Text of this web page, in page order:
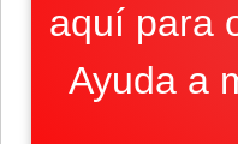
aquí para
Ayuda a